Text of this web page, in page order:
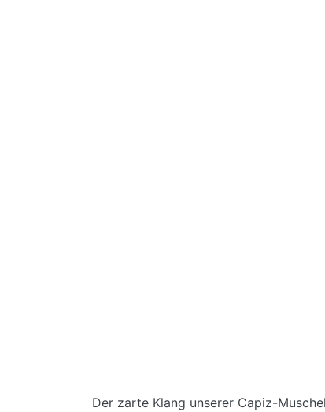
Der zarte Klang unserer Capiz-